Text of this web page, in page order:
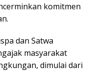
komitmen
dan Satwa
masyarakat
dimulai dari